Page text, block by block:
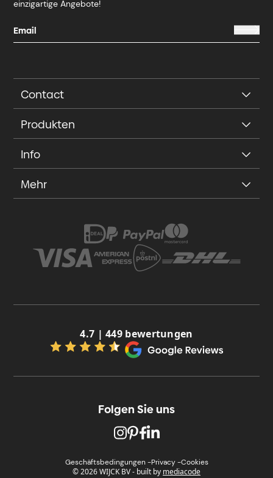
einzigartige Angebote!
Contact
Produkten
Info
Mehr
4.7 | 449 bewertungen
Folgen Sie uns
Geschäftsbedingungen -Privacy -Cookies
© 2026 WIJCK BV- built by mediacode